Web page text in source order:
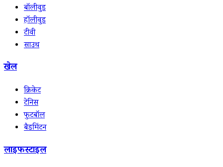
बॉलीवुड
हॉलीवुड
टीवी
साउथ
खेल
क्रिकेट
टेनिस
फुटबॉल
बैडमिंटन
लाइफस्टाइल